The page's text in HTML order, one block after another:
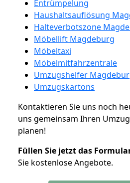
Entrümpelung
Haushaltsauflösung
Halteverbotszone
Möbellift Magdeburg
Möbeltaxi
Möbelmitfahrzentrale
Umzugshelfer
Umzugskartons
Kontaktieren Sie uns noch
uns gemeinsam Ihren
planen!
Füllen Sie jetzt das
Sie kostenlose Angebote.